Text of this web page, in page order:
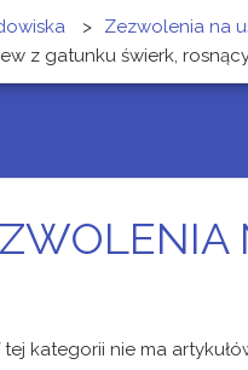
> Zezwolenia na
z gatunku świerk,
tej kategorii nie ma